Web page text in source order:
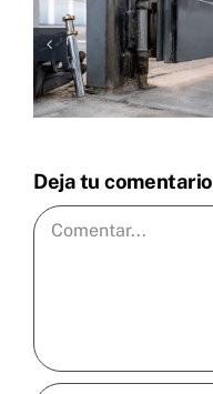
Deja tu comentario
Comentar